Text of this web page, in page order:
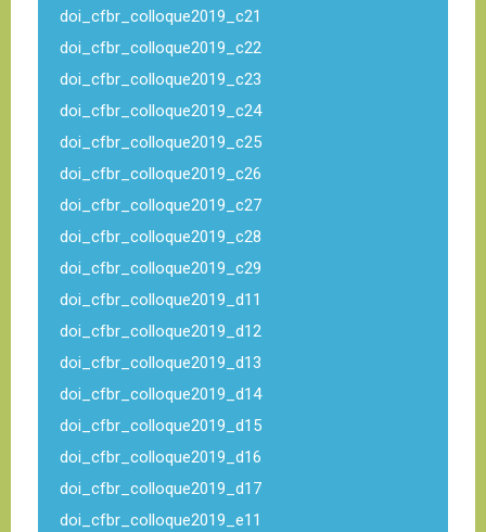
doi_cfbr_colloque2019_c21
doi_cfbr_colloque2019_c22
doi_cfbr_colloque2019_c23
doi_cfbr_colloque2019_c24
doi_cfbr_colloque2019_c25
doi_cfbr_colloque2019_c26
doi_cfbr_colloque2019_c27
doi_cfbr_colloque2019_c28
doi_cfbr_colloque2019_c29
doi_cfbr_colloque2019_d11
doi_cfbr_colloque2019_d12
doi_cfbr_colloque2019_d13
doi_cfbr_colloque2019_d14
doi_cfbr_colloque2019_d15
doi_cfbr_colloque2019_d16
doi_cfbr_colloque2019_d17
doi_cfbr_colloque2019_e11